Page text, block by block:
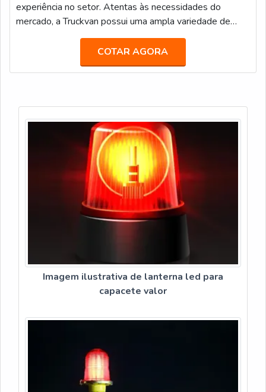
experiência no setor. Atentas às necessidades do
mercado, a Truckvan possui uma ampla variedade de
unidades móveis prontas no seu portfólio de locação,
tais como: Veículos de Luxo para Transporte Executivo
(JetBus e JetVan); Food Truck; Diversas carretas,
Espaço VIP, Sala de Imprensa, e infinitas
COTAR AGORA
Imagem ilustrativa de lanterna led para
capacete valor